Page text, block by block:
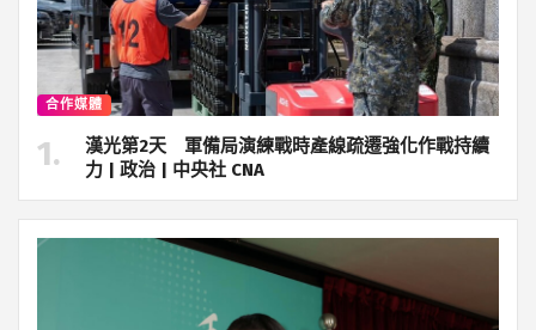
合作媒體
漢光第2天 軍備局演練戰時產線疏遷強化作戰持續
力 | 政治 | 中央社 CNA